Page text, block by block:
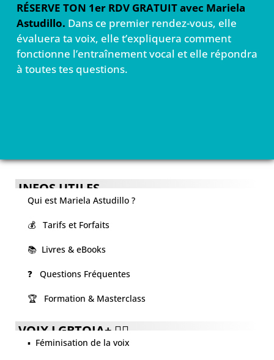
RÉSERVE TON 1er RDV GRATUIT avec Mariela
Astudillo. Dans ce premier rendez-vous, elle
évaluera ta voix, elle t’expliquera comment
fonctionne l’entraînement vocal et elle répondra
à toutes tes questions.
INFOS UTILES
Qui est Mariela Astudillo ?
💰 Tarifs et Forfaits
📚 Livres & eBooks
❓ Questions Fréquentes
🏆 Formation & Masterclass
VOIX LGBTQIA+ 🏳️‍🌈
▪️ Féminisation de la voix